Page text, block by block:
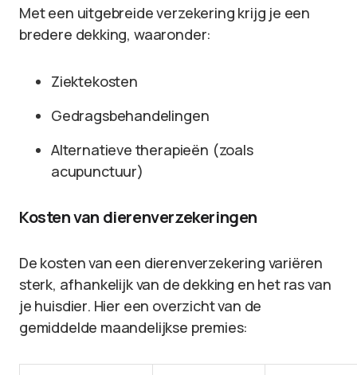
Met een uitgebreide verzekering krijg je een
bredere dekking, waaronder:
Ziektekosten
Gedragsbehandelingen
Alternatieve therapieën (zoals
acupunctuur)
Kosten van dierenverzekeringen
De kosten van een dierenverzekering variëren
sterk, afhankelijk van de dekking en het ras van
je huisdier. Hier een overzicht van de
gemiddelde maandelijkse premies: